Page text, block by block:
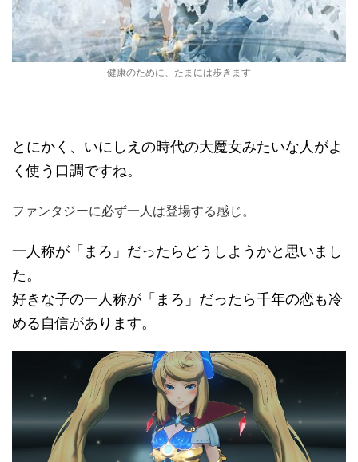
健康のために、たまには歩きます
とにかく、いにしえの時代の大魔女みたいな人がよ
く使う口調ですね。
ファンタジーに必ず一人は登場する感じ。
一人称が「まろ」だったらどうしようかと思いまし
た。
好きな子の一人称が「まろ」だったら千年の恋も冷
める自信があります。